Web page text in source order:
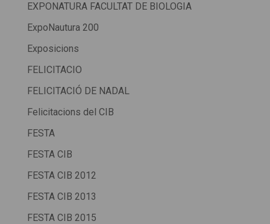
EXPONATURA FACULTAT DE BIOLOGIA
ExpoNautura 200
Exposicions
FELICITACIO
FELICITACIÓ DE NADAL
Felicitacions del CIB
FESTA
FESTA CIB
FESTA CIB 2012
FESTA CIB 2013
FESTA CIB 2015